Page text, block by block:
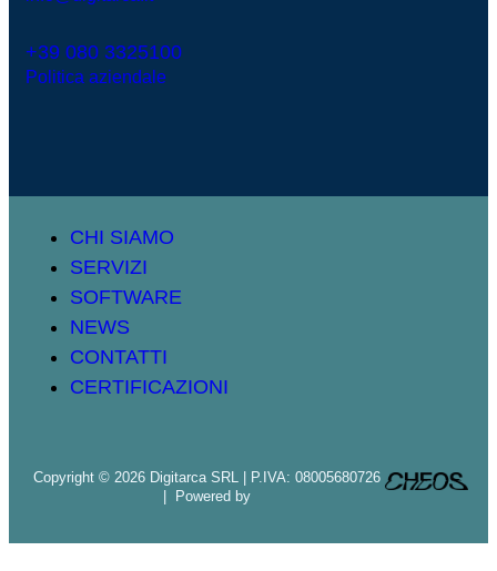
+39 080 3325100
Politica aziendale
CHI SIAMO
SERVIZI
SOFTWARE
NEWS
CONTATTI
CERTIFICAZIONI
Copyright © 2026 Digitarca SRL | P.IVA: 08005680726
| Powered by